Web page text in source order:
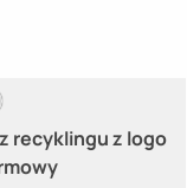
recyklingu z logo